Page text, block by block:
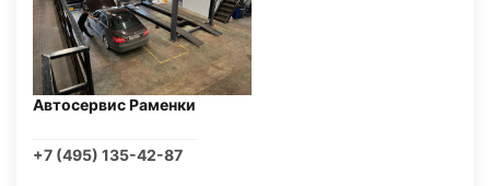
Автосервис Раменки
+7 (495) 135-42-87